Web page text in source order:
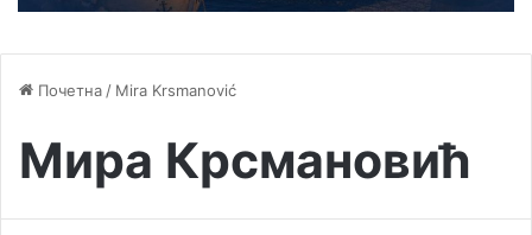
Почетна / Mira Krsmanović
Мира Крсмановић